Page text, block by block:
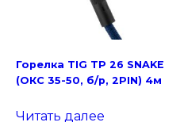
Горелка TIG TP 26 SNAKE
(ОКС 35-50, б/р, 2PIN) 4м
Читать далее